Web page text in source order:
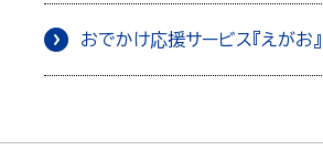
おでかけ応援サービス『えがお』